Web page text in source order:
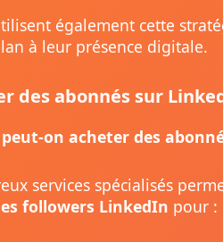
également cette
à leur présence digitale.
des abonnés sur
peut-on acheter des
services spécialisés
followers LinkedIn pour :